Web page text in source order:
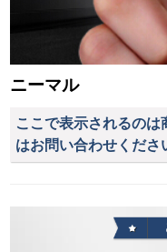
ニーマル
ここで表示されるの
はお問い合わせくださ